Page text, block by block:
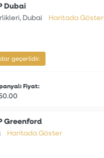
Dubai
Dubai
Haritada Göster
geçerlidir.
Fiyat:
Greenford
Haritada Göster